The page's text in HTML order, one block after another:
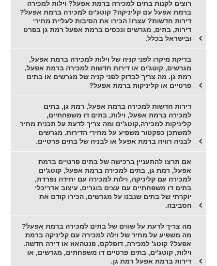
רוצים לקנות בתים למכירה ברמת אפעל? וילות למכירה
ברמת אפעל עם קליניקה? קוטג'ים למכירה ברמת אפעל?
דירות חדשות? עצרו! הכירו את הסיבות לעליית מחירי
דירות, בתים, מגרשים ונכסים ברמת אפעל רמת גן בפרט
ובישראל בכלל.
בדיקת מיקרו לפני קניה של וילות למכירה ברמת אפעל,
מגרשים, קוטג'ים או דירות חדשות למכירה ברמת אפעל,
רמת גן. מה צריך לבדוק לפני קניה של מגרשים או בתים
פרטיים או קליניקות ברמת אפעל?
דירות חדשות למכירה ברמת אפעל, רמת גן, בתים
למכירה ברמת אפעל, וילות, בתים דו משפחתיים,
קליניקות למכירה,קוטג'ים ומה צריך לדעת על תכנית מחיר
למשתכן כפקטור משפיע על מחירי הדירות. מגרשים
לבניה רוויה ברמת אפעל או לבניה של בתים פרטיים.
אם תרצו להתעניין ברכישה של בתים פרטיים ברמת
אפעל, רמת גן, בתים למכירה ברמת אפעל, קוטג'ים
למכירה עם קליניקה, וילות למכירה עם יחידה נפרדת,
בתים דו משפחתיים עם עצים בוגרים, עיצוב אדריכלי
יוקרתי של בתים שנבנו על מגרשים, הכירו קודם את
הסביבה.
מה צריך לדעת על שווים של בתים למכירה ברמת אפעל?
מה משפיע על מחיר של וילה למכירה עם קליניקה ברמת
אפעל? קוטג' למכירה, דופלקס, פנטהאוז או דירה חדשה.
וילות, קוטג'ים, בתים פרטיים דו משפחתים, מגרשים, או
דירות ברמת אפעל רמת גן.